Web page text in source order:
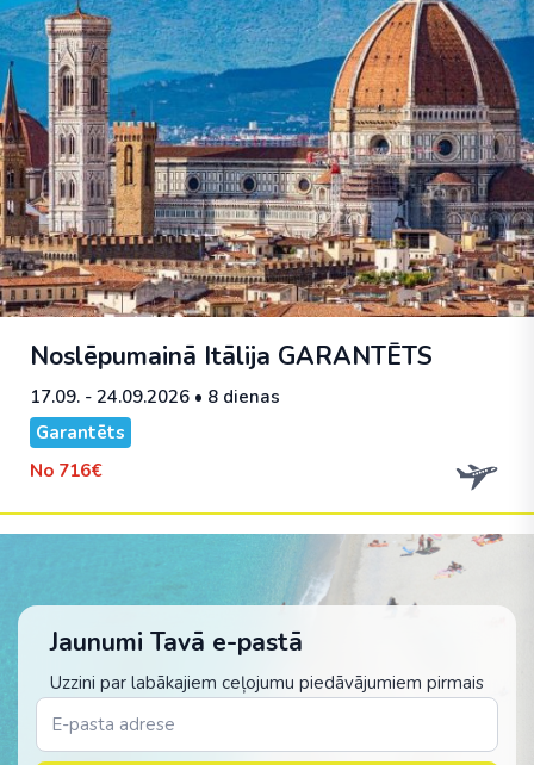
Noslēpumainā Itālija GARANTĒTS
17.09. - 24.09.2026 • 8 dienas
Garantēts
No 716€
Jaunumi Tavā e-pastā
Uzzini par labākajiem ceļojumu piedāvājumiem pirmais